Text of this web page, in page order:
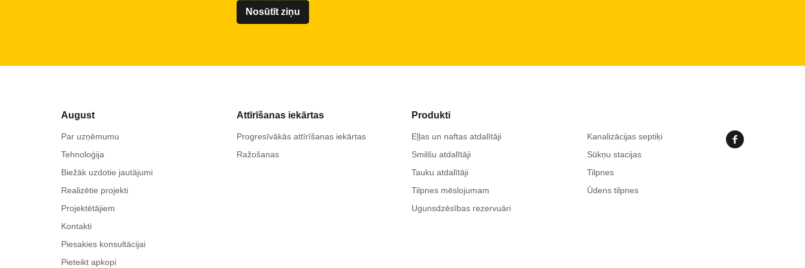
August
Par uzņēmumu
Tehnoloģija
Biežāk uzdotie jautājumi
Realizētie projekti
Projektētājiem
Kontakti
Piesakies konsultācijai
Pieteikt apkopi
Attīrīšanas iekārtas
Progresīvākās attīrīšanas iekārtas
Ražošanas
Produkti
Eļļas un naftas atdalītāji
Kanalizācijas septiķi
Smilšu atdalītāji
Sūkņu stacijas
Tauku atdalītāji
Tilpnes
Tilpnes mēslojumam
Ūdens tilpnes
Ugunsdzēsības rezervuāri